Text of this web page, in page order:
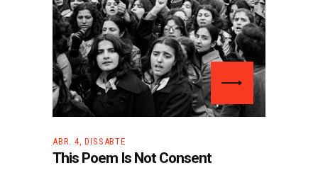
ABR. 4, DISSABTE
This Poem Is Not Consent